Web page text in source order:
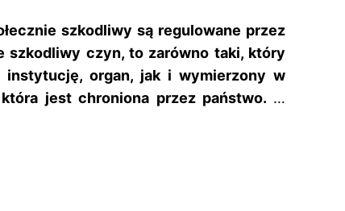
szkodliwy są regulowane przez
szkodliwy czyn, to zarówno taki, który
instytucję, organ, jak i wymierzony w
jest chroniona przez państwo. …